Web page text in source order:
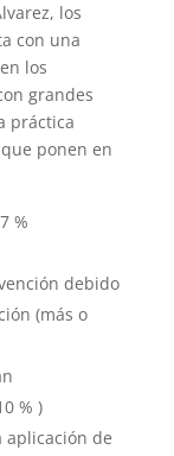
los
con una
los
grandes
práctica
ponen en
%
debido
(más o
% )
aplicación de